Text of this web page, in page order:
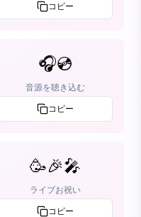
コピー
🎧💿
音源を聴き込む
コピー
🥳🎉🎤
ライブお祝い
コピー